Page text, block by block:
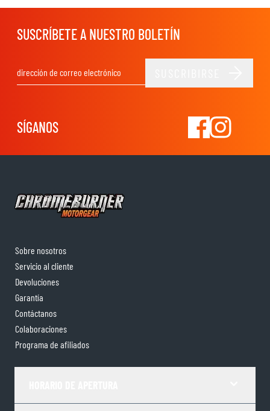
SUSCRÍBETE A NUESTRO BOLETÍN
SÍGANOS
Sobre nosotros
Servicio al cliente
Devoluciones
Garantía
Contáctanos
Colaboraciones
Programa de afiliados